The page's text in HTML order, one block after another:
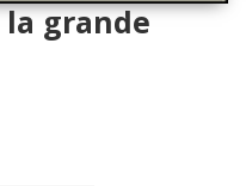
grande